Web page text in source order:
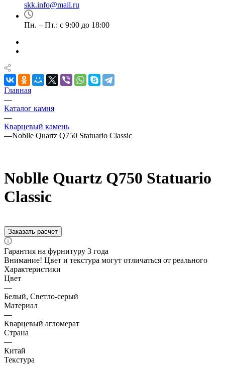
skk.info@mail.ru
Пн. – Пт.: с 9:00 до 18:00
Главная
—
Каталог камня
—
Кварцевый камень
—Noblle Quartz Q750 Statuario Classic
Noblle Quartz Q750 Statuario
Classic
Заказать расчет
Гарантия на фурнитуру 3 года
Внимание! Цвет и текстура могут отличаться от реального
Характеристики
Цвет
—
Белый, Светло-серый
Материал
—
Кварцевый агломерат
Страна
—
Китай
Текстура